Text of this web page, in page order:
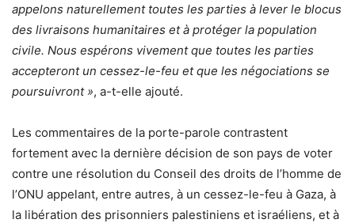
appelons naturellement toutes les parties à lever le blocus
des livraisons humanitaires et à protéger la population
civile. Nous espérons vivement que toutes les parties
accepteront un cessez-le-feu et que les négociations se
poursuivront », a-t-elle ajouté.
Les commentaires de la porte-parole contrastent
fortement avec la dernière décision de son pays de voter
contre une résolution du Conseil des droits de l’homme de
l’ONU appelant, entre autres, à un cessez-le-feu à Gaza, à
la libération des prisonniers palestiniens et israéliens, et à